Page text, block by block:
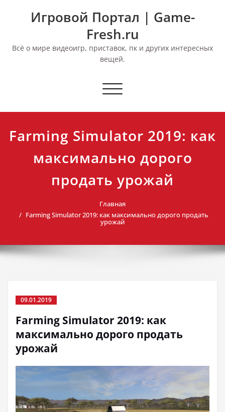
Игровой Портал | Game-
Fresh.ru
Всё о мире видеоигр, приставок, пк и других интересных
вещей.
Переключить
Farming Simulator 2019: как
максимально дорого
продать урожай
Главная
Farming Simulator 2019: как максимально дорого продать
урожай
09.01.2019
Farming Simulator 2019: как
максимально дорого продать
урожай